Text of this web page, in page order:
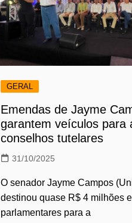
GERAL
Emendas de Jayme
garantem veículos para
conselhos tutelares
31/10/2025
O senador Jayme Campos
destinou quase R$ 4 milhões
parlamentares para a